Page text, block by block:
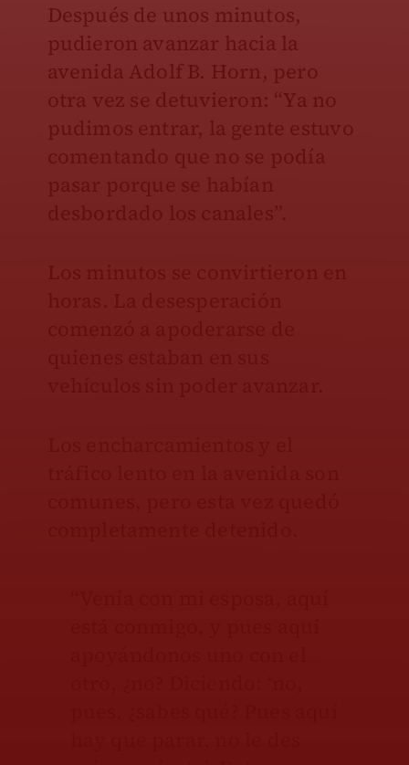
Después de unos minutos,
pudieron avanzar hacia la
avenida Adolf B. Horn, pero
otra vez se detuvieron: “Ya no
pudimos entrar, la gente estuvo